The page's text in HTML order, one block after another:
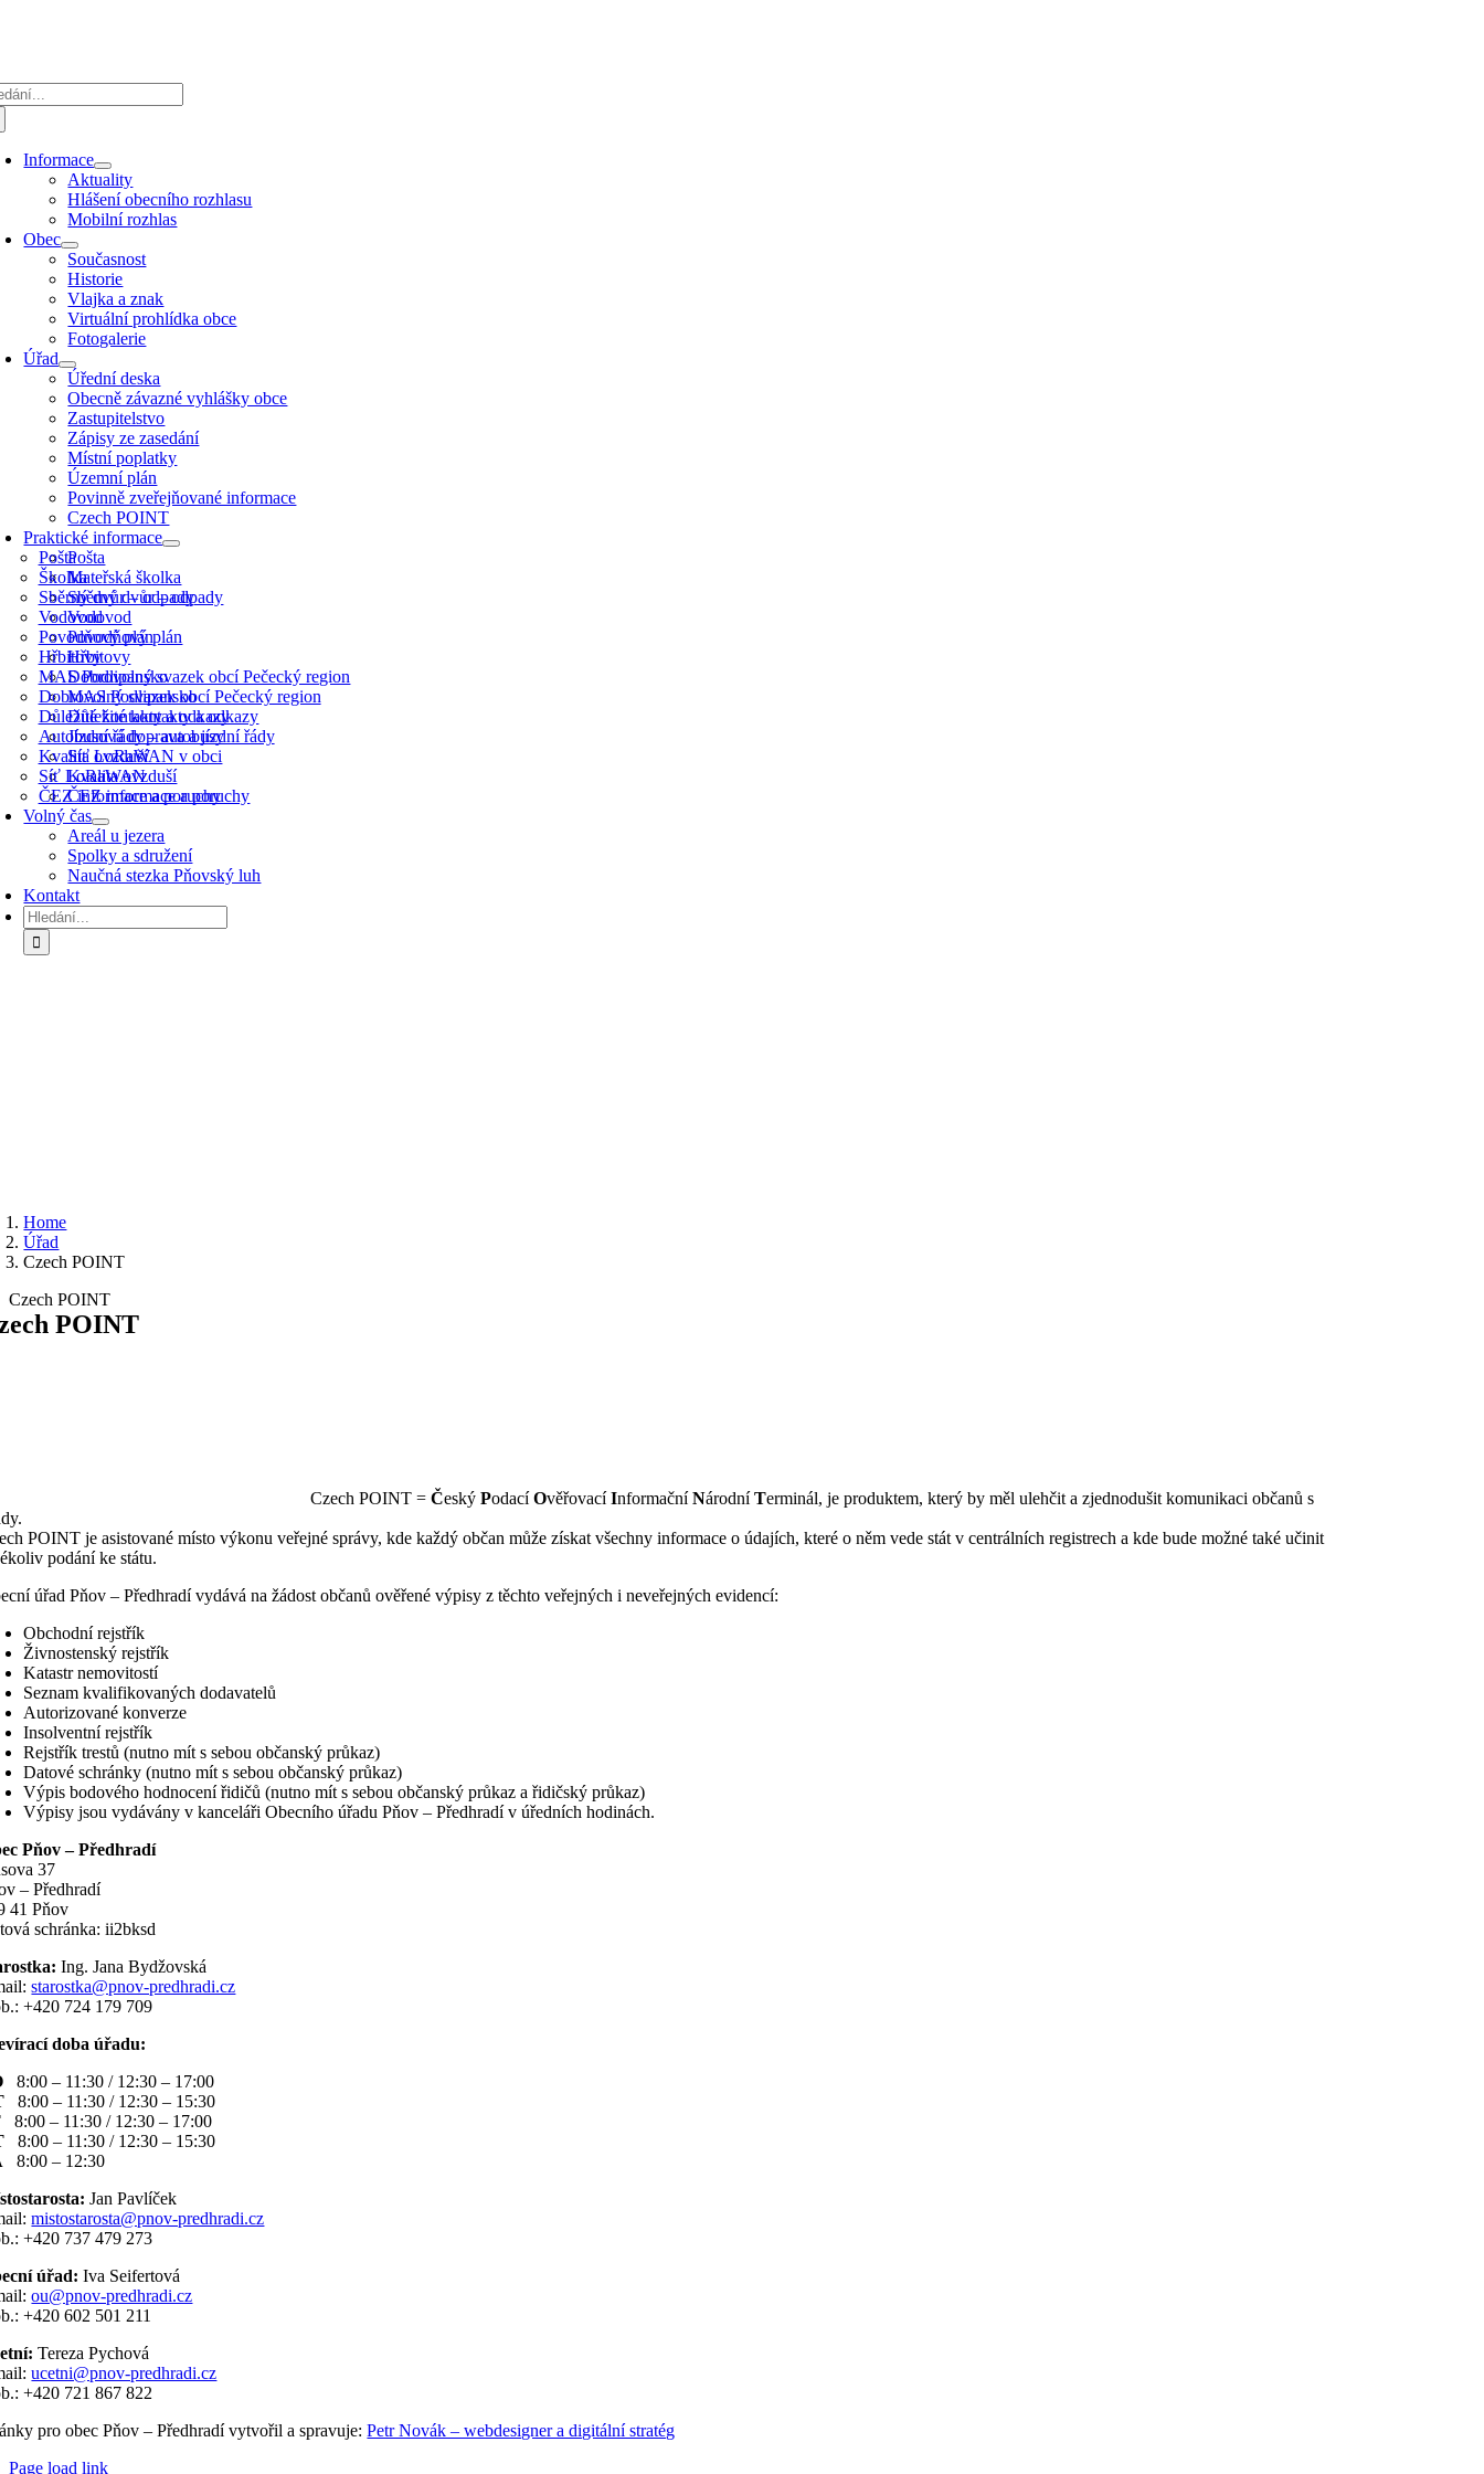
Informace
Aktuality
Hlášení obecního rozhlasu
Mobilní rozhlas
Obec
Současnost
Historie
Vlajka a znak
Virtuální prohlídka obce
Fotogalerie
Úřad
Úřední deska
Obecně závazné vyhlášky obce
Zastupitelstvo
Zápisy ze zasedání
Místní poplatky
Územní plán
Povinně zveřejňované informace
Czech POINT
Praktické informace
Pošta
Školka
Sběrný dvůr – odpady
Vodovod
Povodňový plán
Hřbitovy
MAS Podlipansko
Dobrovolný svazek obcí Pečecký region
Důležité kontakty a odkazy
Autobusová doprava a jízdní řády
Kvalita ovzduší
Síť LoRaWAN
ČEZ informace a poruchy
Pošta
Mateřská školka
Sběrný dvůr – odpady
Vodovod
Povodňový plán
Hřbitovy
Dobrovolný svazek obcí Pečecký region
MAS Podlipansko
Důležité kontakty a odkazy
Jízdní řády – autobusy
Síť LoRaWAN v obci
Kvalita ovzduší
ČEZ informace a poruchy
Volný čas
Areál u jezera
Spolky a sdružení
Naučná stezka Pňovský luh
Kontakt
Hledat:
Home
Úřad
Czech POINT
Czech POINT
POINT
Czech POINT =ČeskýPodacíOvěřovacíInformačníNárodníTerminál, je produktem, který by měl ulehčit a zjednodušit komunikaci občanů s
POINT je asistované místo výkonu veřejné správy, kde každý občan může získat všechny informace o údajích, které o něm vede stát v centrálních registrech a kde bude možné také učinit
podání ke státu.
úřad Pňov – Předhradí vydává na žádost občanů ověřené výpisy z těchto veřejných i neveřejných evidencí:
Obchodní rejstřík
Živnostenský rejstřík
Katastr nemovitostí
Seznam kvalifikovaných dodavatelů
Autorizované konverze
Insolventní rejstřík
Rejstřík trestů (nutno mít s sebou občanský průkaz)
Datové schránky (nutno mít s sebou občanský průkaz)
Výpis bodového hodnocení řidičů (nutno mít s sebou občanský průkaz a řidičský průkaz)
Výpisy jsou vydávány v kanceláři Obecního úřadu Pňov – Předhradí v úředních hodinách.
Pňov – Předhradí
37
– Předhradí
41 Pňov
schránka: ii2bksd
Ing. Jana Bydžovská
starostka@pnov-predhradi.cz
+420 724 179 709
doba úřadu:
8:00 – 11:30 / 12:30 – 17:00
8:00 – 11:30 / 12:30 – 15:30
8:00 – 11:30 / 12:30 – 17:00
8:00 – 11:30 / 12:30 – 15:30
8:00 – 12:30
Jan Pavlíček
mistostarosta@pnov-predhradi.cz
+420 737 479 273
úřad: Iva Seifertová
ou@pnov-predhradi.cz
+420 602 501 211
Tereza Pychová
ucetni@pnov-predhradi.cz
+420 721 867 822
pro obec Pňov – Předhradí vytvořil a spravuje:Petr Novák – webdesigner a digitální stratég
Page load link